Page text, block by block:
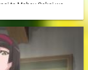
to Mahou Sekai wo